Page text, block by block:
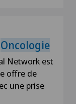
Oncologie
Network est
offre de
une prise